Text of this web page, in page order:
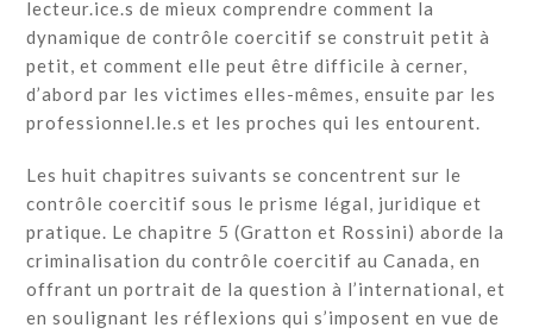
lecteur.ice.s de mieux comprendre comment la
dynamique de contrôle coercitif se construit petit à
petit, et comment elle peut être difficile à cerner,
d’abord par les victimes elles-mêmes, ensuite par les
professionnel.le.s et les proches qui les entourent.
Les huit chapitres suivants se concentrent sur le
contrôle coercitif sous le prisme légal, juridique et
pratique. Le chapitre 5 (Gratton et Rossini) aborde la
criminalisation du contrôle coercitif au Canada, en
offrant un portrait de la question à l’international, et
en soulignant les réflexions qui s’imposent en vue de